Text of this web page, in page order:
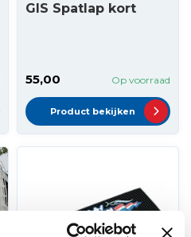
GIS Spatlap kort
55,00 Op voorraad
Product bekijken